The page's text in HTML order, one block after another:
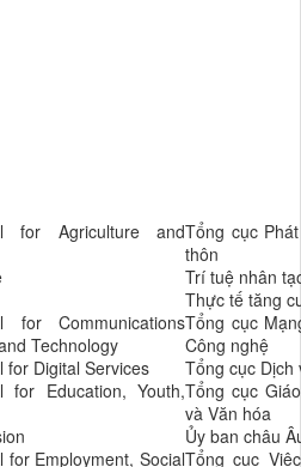
for Agriculture andTổng cục
thôn
Trí tuệ nhân
Thực tế tăng
for Communications
Technology
Tổng cục
Công nghệ
for Digital Services
Tổng cục Dịch
for Education, Youth,Tổng cục
và Văn hóa
Ủy ban châu
for Employment, SocialTổng cục